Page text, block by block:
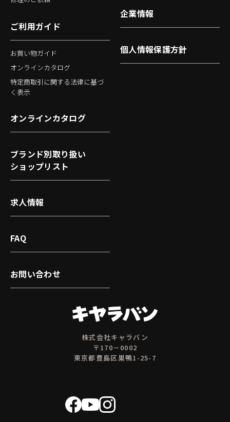
株式会社キャラバン
〒170－0002
東京都豊島区巣鴨1-25-7
ご利用ガイド
お買い物ガイド
オンラインカタログ
特定商取引に関する法律に基づ
く表示
企業情報
個人情報保護方針
オンラインカタログ
ブランド別取り扱い
ショップリスト
求人情報
FAQ
お問い合わせ